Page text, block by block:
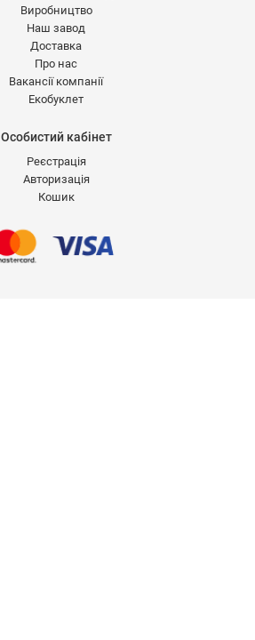
Виробництво
Наш завод
Доставка
Про нас
Вакансії компанії
Екобуклет
Особистий кабінет
Реєстрація
Авторизація
Кошик